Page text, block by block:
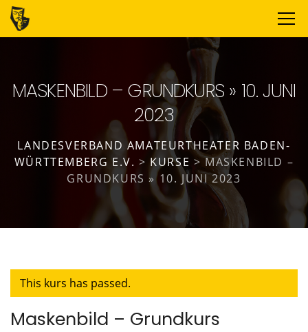
MASKENBILD – GRUNDKURS » 10. JUNI
2023
LANDESVERBAND AMATEURTHEATER BADEN-
WÜRTTEMBERG E.V. > KURSE >MASKENBILD –
GRUNDKURS » 10. JUNI 2023
This kurs has passed.
Maskenbild – Grundkurs